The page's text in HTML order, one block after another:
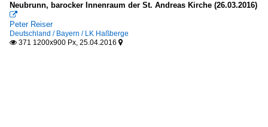
Neubrunn, barocker Innenraum der St. Andreas Kirche (26.03.2016)

Peter Reiser
Deutschland / Bayern / LK Haßberge
 371 1200x900 Px, 25.04.2016 